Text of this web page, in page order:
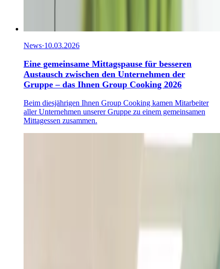
News·10.03.2026
Eine gemeinsame Mittagspause für besseren
Austausch zwischen den Unternehmen der
Gruppe – das Ihnen Group Cooking 2026
Beim diesjährigen Ihnen Group Cooking kamen Mitarbeiter
aller Unternehmen unserer Gruppe zu einem gemeinsamen
Mittagessen zusammen.